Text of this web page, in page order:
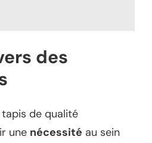
des
tapis de qualité
une nécessité au sein